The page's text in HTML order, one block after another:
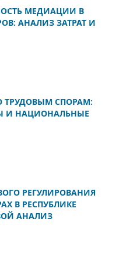
МЕДИАЦИИ В
АНАЛИЗ ЗАТРАТ И
ТРУДОВЫМ СПОРАМ:
И НАЦИОНАЛЬНЫЕ
РЕГУЛИРОВАНИЯ
В РЕСПУБЛИКЕ
АНАЛИЗ